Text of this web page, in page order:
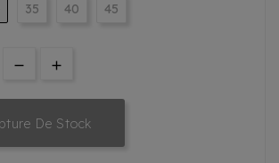
35 40 45
De Stock